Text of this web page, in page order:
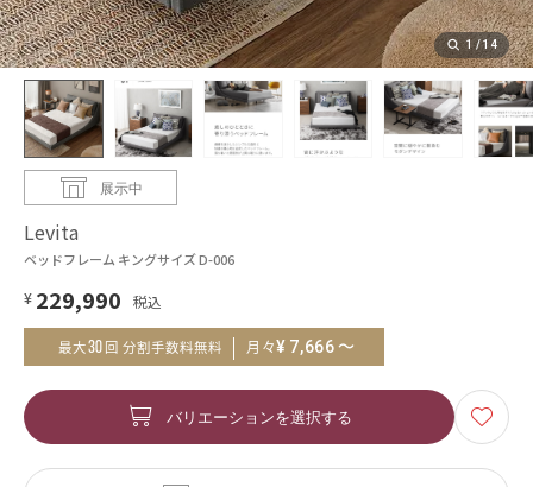
1 /14
展示中
ベッドフレーム キングサイズ D-006
Levita
¥ 229,990
最大30 回 分割手数料無料 月々¥ 7,666～
バリエーションを選択する